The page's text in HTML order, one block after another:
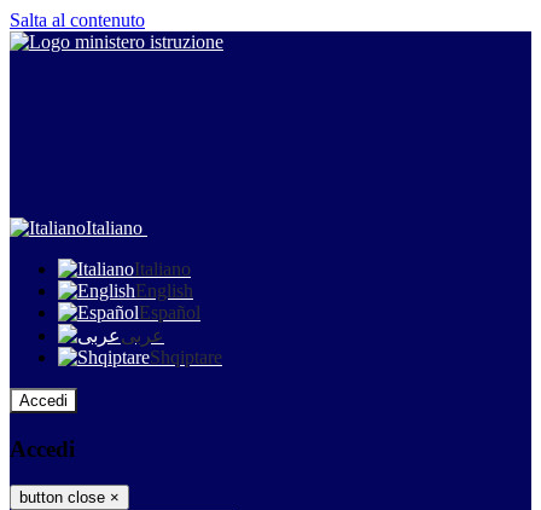
Salta al contenuto
Italiano
Italiano
English
Español
عربى
Shqiptare
Accedi
Accedi
button close ×